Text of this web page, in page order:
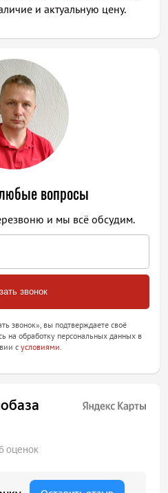
и актуальную цену.
вопросы
и мы всё обсудим.
звонок», вы подтверждаете своё
на обработку персональных данных в
с условиями.